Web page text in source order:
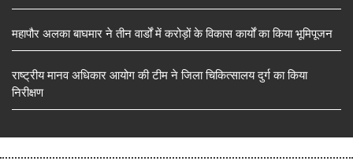
महापौर अलका बाघमार ने तीन वार्डों में करोड़ों के विकास कार्यों का किया भूमिपूजन
राष्ट्रीय मानव अधिकार आयोग की टीम ने जिला चिकित्सालय दुर्ग का किया
निरीक्षण